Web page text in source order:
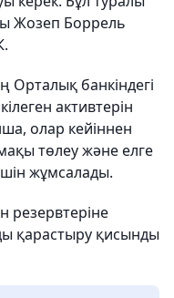
Жозеп Боррель
банкіндегі
активтерін
олар кейіннен
төлеу және елге
жұмсалады.
резервтеріне
қарастыру қисынды